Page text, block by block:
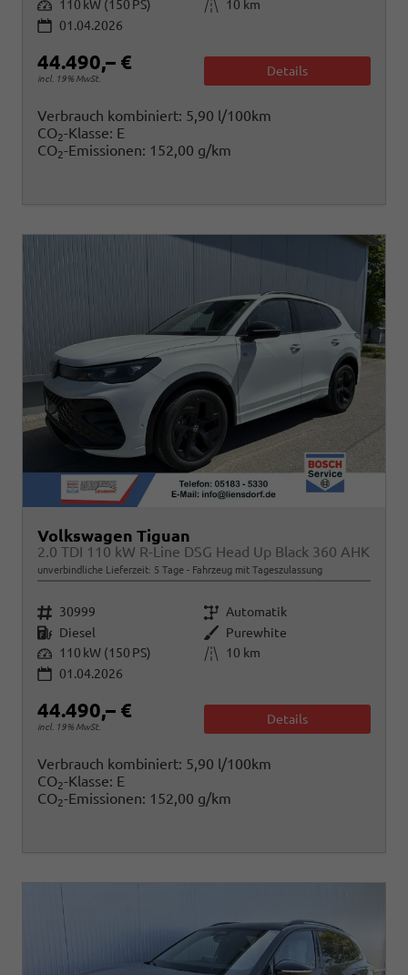
Leistung 110 kW (150 PS) Kilometerstand
10 km
01.04.2026
44.490,– €
incl. 19% MwSt.
Details
Verbrauch kombiniert: 5,90 l/100km
CO2-Klasse: E
CO2-Emissionen: 152,00 g/km
Volkswagen Tiguan
2.0 TDI 110 kW R-Line DSG Head Up Black 360 AHK
unverbindliche Lieferzeit: 5 Tage Fahrzeug mit Tageszulassung
Fahrzeugnr. 30999 Getriebe Automatik
Kraftstoff Diesel Außenfarbe Purewhite
Leistung 110 kW (150 PS) Kilometerstand
10 km
01.04.2026
44.490,– €
incl. 19% MwSt.
Details
Verbrauch kombiniert: 5,90 l/100km
CO2-Klasse: E
CO2-Emissionen: 152,00 g/km